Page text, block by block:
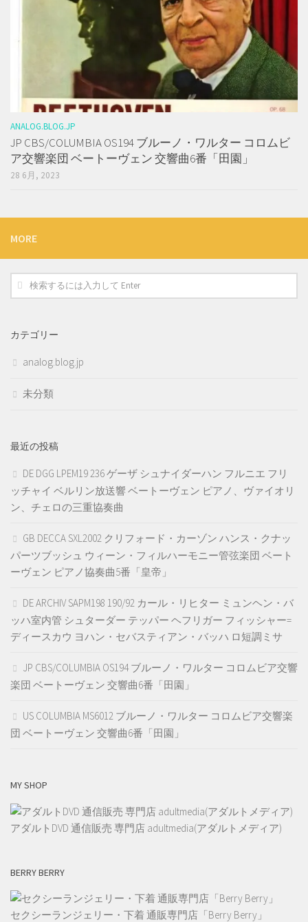
ANALOG.BLOG.JP
JP CBS/COLUMBIA OS194 ブルーノ・ワルター コロムビ
ア交響楽団 ベートーヴェン 交響曲6番「田園」
28 6月, 2023
MORE
カテゴリー
analog.blog.jp
未分類
最近の投稿
DE DGG LPEM19 236 ゲーザ シュナイダーハン フルニエ フリ
ッチャイ ベルリン放送響 ベートーヴェン ピアノ、ヴァイオリ
ン、チェロの三重協奏曲
GB DECCA SXL2002 クリフォード・カーゾン ハンス・クナッ
パーツブッシュ ウィーン・フィルハーモニー管弦楽団 ベート
ーヴェン ピアノ協奏曲5番「皇帝」
DE ARCHIV SAPM198 190/92 カール・リヒター ミュンヘン・バ
ッハ室内管 シュターダー テッパー ヘフリガー フィッシャー=
ディースカウ ヨハン・セバスティアン・バッハ ロ短調ミサ
JP CBS/COLUMBIA OS194 ブルーノ・ワルター コロムビア交響
楽団 ベートーヴェン 交響曲6番「田園」
US COLUMBIA MS6012 ブルーノ・ワルター コロムビア交響楽
団 ベートーヴェン 交響曲6番「田園」
MY SHOP
アダルトDVD 通信販売 専門店 adultmedia(アダルトメディア)
BERRY BERRY
セクシーランジェリー・下着 通販専門店「Berry Berry」